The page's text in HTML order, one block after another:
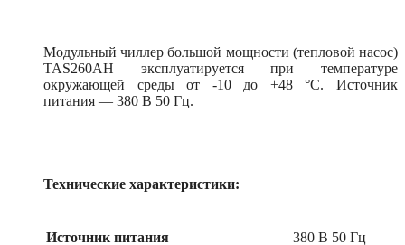
Модульный чиллер большой мощности (тепловой насос)
TAS260AH эксплуатируется при температуре
окружающей среды от -10 до +48 °С. Источник
питания — 380 В 50 Гц.
Технические характеристики:
Источник питания
380 В 50 Гц